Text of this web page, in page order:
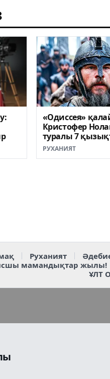
«Одиссея» қалай
Кристофер
туралы 7
РУХАНИЯТ
Руханият
мамандықтар жылы!
ҰЛТ